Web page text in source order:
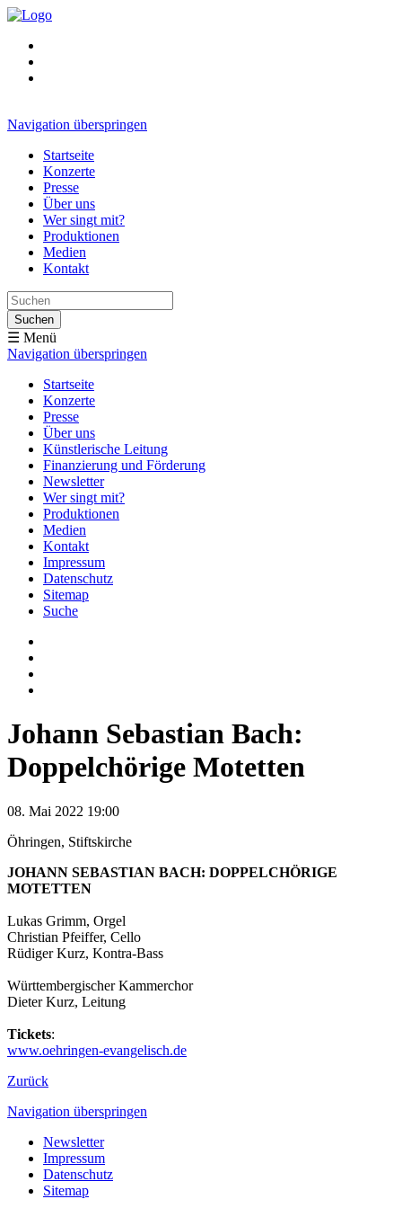
Navigation überspringen
Startseite
Konzerte
Presse
Über uns
Wer singt mit?
Produktionen
Medien
Kontakt
Suchen
☰ Menü
Navigation überspringen
Startseite
Konzerte
Presse
Über uns
Künstlerische Leitung
Finanzierung und Förderung
Newsletter
Wer singt mit?
Produktionen
Medien
Kontakt
Impressum
Datenschutz
Sitemap
Suche
Johann Sebastian Bach:
Doppelchörige Motetten
08. Mai 2022 19:00
Öhringen, Stiftskirche
JOHANN SEBASTIAN BACH: DOPPELCHÖRIGE
MOTETTEN
Lukas Grimm, Orgel
Christian Pfeiffer, Cello
Rüdiger Kurz, Kontra-Bass
Württembergischer Kammerchor
Dieter Kurz, Leitung
Tickets:
www.oehringen-evangelisch.de
Zurück
Navigation überspringen
Newsletter
Impressum
Datenschutz
Sitemap